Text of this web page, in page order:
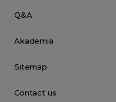
Q&A
Akademia
Sitemap
Contact us